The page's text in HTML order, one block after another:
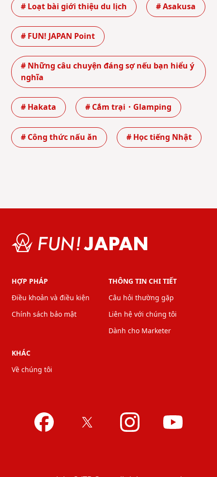
# Loạt bài giới thiệu du lịch # Asakusa
# FUN! JAPAN Point
# Những câu chuyện đáng sợ nếu bạn hiểu ý
nghĩa
# Hakata # Cắm trại・Glamping
# Công thức nấu ăn # Học tiếng Nhật
HỢP PHÁP
Điều khoản và điều kiện
Chính sách bảo mật
THÔNG TIN CHI TIẾT
Câu hỏi thường gặp
Liên hệ với chúng tôi
Dành cho Marketer
KHÁC
Về chúng tôi